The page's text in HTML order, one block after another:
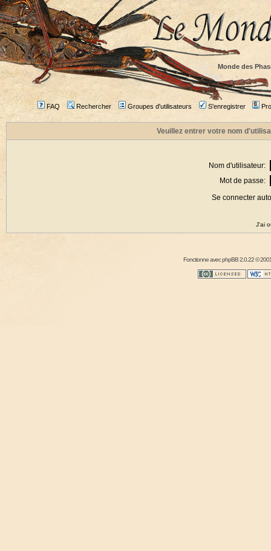
Monde des
FAQ Rechercher Groupes d'utilisateurs S'enregistrer
Veuillez entrer votre nom
Nom d'utilisateur:
Mot de passe:
Se connecter
J'ai
Fonctionne avecphpBB2.0.22 ©